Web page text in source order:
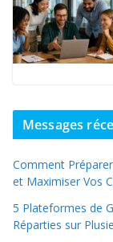
Messages
Comment
et Maximiser Vos
5 Plateformes de
Réparties sur